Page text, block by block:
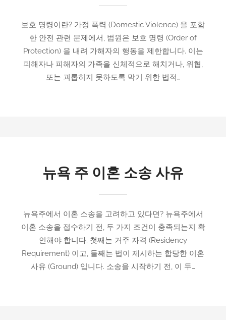
보호 명령이란? 가정 폭력 (Domestic Violence) 을 포함
한 안전 관련 문제에서, 법원은 보호 명령 (Order of
Protection) 을 내려 가해자의 행동을 제한합니다. 이는
피해자나 피해자의 가족을 신체적으로 해치거나, 위협,
또는 괴롭히지 못하도록 막기 위한 법적…
뉴욕 주 이혼 소송 사유
뉴욕주에서 이혼 소송을 고려하고 있다면? 뉴욕주에서
이혼 소송을 접수하기 전, 두 가지 조건이 충족되는지 확
인해야 합니다. 첫째는 거주 자격 (Residency
Requirement) 이고, 둘째는 법이 제시하는 합당한 이혼
사유 (Ground) 입니다. 소송을 시작하기 전, 이 두…